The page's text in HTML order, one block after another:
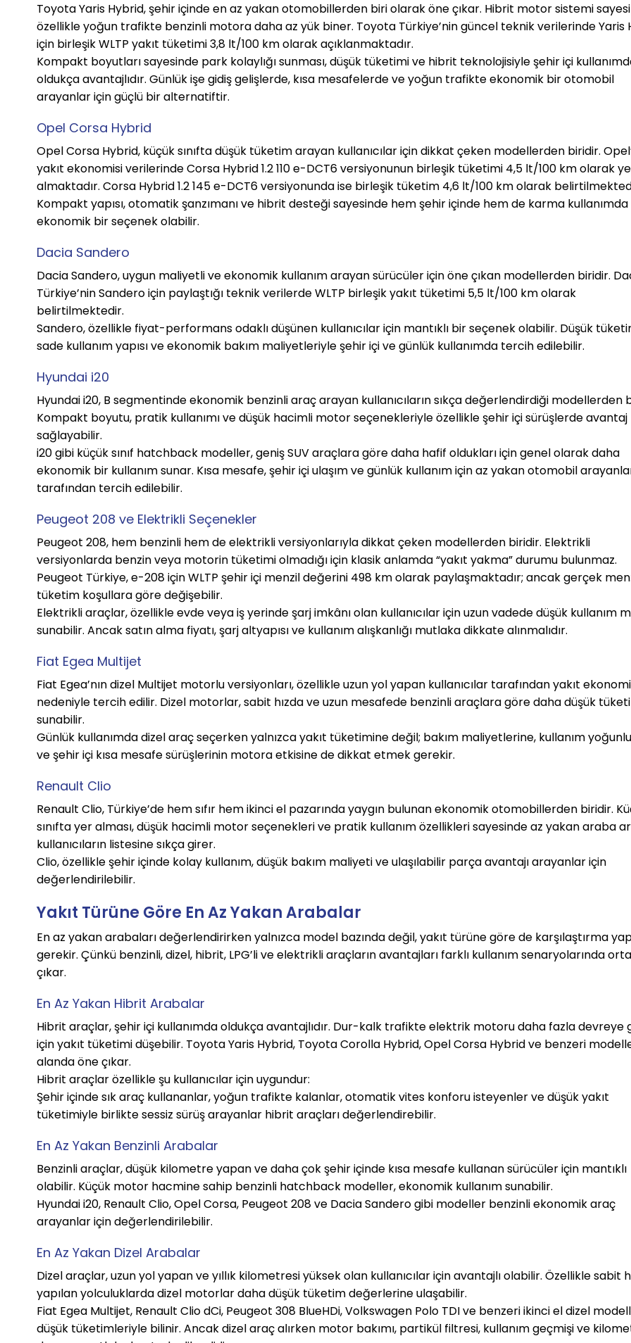
Toyota Yaris Hybrid, şehir içinde en az yakan otomobillerden biri olarak öne çıkar. Hibrit motor sistemi
özellikle yoğun trafikte benzinli motora daha az yük biner. Toyota Türkiye’nin güncel teknik verilerinde Yaris
için birleşik WLTP yakıt tüketimi 3,8 lt/100 km olarak açıklanmaktadır.
Kompakt boyutları sayesinde park kolaylığı sunması, düşük tüketimi ve hibrit teknolojisiyle şehir içi
oldukça avantajlıdır. Günlük işe gidiş gelişlerde, kısa mesafelerde ve yoğun trafikte ekonomik bir otomobil
arayanlar için güçlü bir alternatiftir.
Opel Corsa Hybrid
Opel Corsa Hybrid, küçük sınıfta düşük tüketim arayan kullanıcılar için dikkat çeken modellerden biridir.
yakıt ekonomisi verilerinde Corsa Hybrid 1.2 110 e-DCT6 versiyonunun birleşik tüketimi 4,5 lt/100 km olarak
almaktadır. Corsa Hybrid 1.2 145 e-DCT6 versiyonunda ise birleşik tüketim 4,6 lt/100 km olarak
Kompakt yapısı, otomatik şanzımanı ve hibrit desteği sayesinde hem şehir içinde hem de karma kullanımda
ekonomik bir seçenek olabilir.
Dacia Sandero
Dacia Sandero, uygun maliyetli ve ekonomik kullanım arayan sürücüler için öne çıkan modellerden biridir.
Türkiye’nin Sandero için paylaştığı teknik verilerde WLTP birleşik yakıt tüketimi 5,5 lt/100 km olarak
belirtilmektedir.
Sandero, özellikle fiyat-performans odaklı düşünen kullanıcılar için mantıklı bir seçenek olabilir. Düşük
sade kullanım yapısı ve ekonomik bakım maliyetleriyle şehir içi ve günlük kullanımda tercih edilebilir.
Hyundai i20
Hyundai i20, B segmentinde ekonomik benzinli araç arayan kullanıcıların sıkça değerlendirdiği modellerden
Kompakt boyutu, pratik kullanımı ve düşük hacimli motor seçenekleriyle özellikle şehir içi sürüşlerde avantaj
sağlayabilir.
i20 gibi küçük sınıf hatchback modeller, geniş SUV araçlara göre daha hafif oldukları için genel olarak daha
ekonomik bir kullanım sunar. Kısa mesafe, şehir içi ulaşım ve günlük kullanım için az yakan otomobil
tarafından tercih edilebilir.
Peugeot 208 ve Elektrikli Seçenekler
Peugeot 208, hem benzinli hem de elektrikli versiyonlarıyla dikkat çeken modellerden biridir. Elektrikli
versiyonlarda benzin veya motorin tüketimi olmadığı için klasik anlamda “yakıt yakma” durumu bulunmaz.
Peugeot Türkiye, e-208 için WLTP şehir içi menzil değerini 498 km olarak paylaşmaktadır; ancak gerçek
tüketim koşullara göre değişebilir.
Elektrikli araçlar, özellikle evde veya iş yerinde şarj imkânı olan kullanıcılar için uzun vadede düşük kullanım
sunabilir. Ancak satın alma fiyatı, şarj altyapısı ve kullanım alışkanlığı mutlaka dikkate alınmalıdır.
Fiat Egea Multijet
Fiat Egea’nın dizel Multijet motorlu versiyonları, özellikle uzun yol yapan kullanıcılar tarafından yakıt
nedeniyle tercih edilir. Dizel motorlar, sabit hızda ve uzun mesafede benzinli araçlara göre daha düşük
sunabilir.
Günlük kullanımda dizel araç seçerken yalnızca yakıt tüketimine değil; bakım maliyetlerine, kullanım
ve şehir içi kısa mesafe sürüşlerinin motora etkisine de dikkat etmek gerekir.
Renault Clio
Renault Clio, Türkiye’de hem sıfır hem ikinci el pazarında yaygın bulunan ekonomik otomobillerden biridir.
sınıfta yer alması, düşük hacimli motor seçenekleri ve pratik kullanım özellikleri sayesinde az yakan araba
kullanıcıların listesine sıkça girer.
Clio, özellikle şehir içinde kolay kullanım, düşük bakım maliyeti ve ulaşılabilir parça avantajı arayanlar için
değerlendirilebilir.
Yakıt Türüne Göre En Az Yakan Arabalar
En az yakan arabaları değerlendirirken yalnızca model bazında değil, yakıt türüne göre de karşılaştırma
gerekir. Çünkü benzinli, dizel, hibrit, LPG’li ve elektrikli araçların avantajları farklı kullanım senaryolarında
çıkar.
En Az Yakan Hibrit Arabalar
Hibrit araçlar, şehir içi kullanımda oldukça avantajlıdır. Dur-kalk trafikte elektrik motoru daha fazla devreye
için yakıt tüketimi düşebilir. Toyota Yaris Hybrid, Toyota Corolla Hybrid, Opel Corsa Hybrid ve benzeri
alanda öne çıkar.
Hibrit araçlar özellikle şu kullanıcılar için uygundur:
Şehir içinde sık araç kullananlar, yoğun trafikte kalanlar, otomatik vites konforu isteyenler ve düşük yakıt
tüketimiyle birlikte sessiz sürüş arayanlar hibrit araçları değerlendirebilir.
En Az Yakan Benzinli Arabalar
Benzinli araçlar, düşük kilometre yapan ve daha çok şehir içinde kısa mesafe kullanan sürücüler için mantıklı
olabilir. Küçük motor hacmine sahip benzinli hatchback modeller, ekonomik kullanım sunabilir.
Hyundai i20, Renault Clio, Opel Corsa, Peugeot 208 ve Dacia Sandero gibi modeller benzinli ekonomik araç
arayanlar için değerlendirilebilir.
En Az Yakan Dizel Arabalar
Dizel araçlar, uzun yol yapan ve yıllık kilometresi yüksek olan kullanıcılar için avantajlı olabilir. Özellikle sabit
yapılan yolculuklarda dizel motorlar daha düşük tüketim değerlerine ulaşabilir.
Fiat Egea Multijet, Renault Clio dCi, Peugeot 308 BlueHDi, Volkswagen Polo TDI ve benzeri ikinci el dizel
düşük tüketimleriyle bilinir. Ancak dizel araç alırken motor bakımı, partikül filtresi, kullanım geçmişi ve